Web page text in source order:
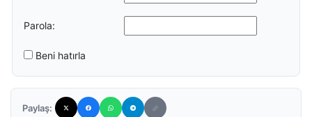
Parola:
Beni hatırla
Paylaş: